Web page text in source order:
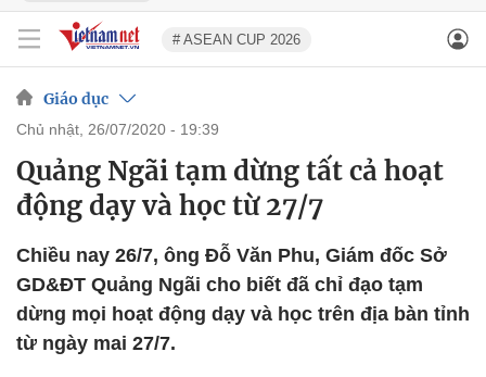
# ASEAN CUP 2026
Giáo dục
chủ nhật, 26/07/2020 - 19:39
Quảng Ngãi tạm dừng tất cả hoạt
động dạy và học từ 27/7
Chiều nay 26/7, ông Đỗ Văn Phu, Giám đốc Sở
GD&ĐT Quảng Ngãi cho biết đã chỉ đạo tạm
dừng mọi hoạt động dạy và học trên địa bàn tỉnh
từ ngày mai 27/7.